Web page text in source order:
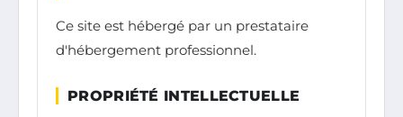
Ce site est hébergé par un prestataire
d'hébergement professionnel.
PROPRIÉTÉ INTELLECTUELLE